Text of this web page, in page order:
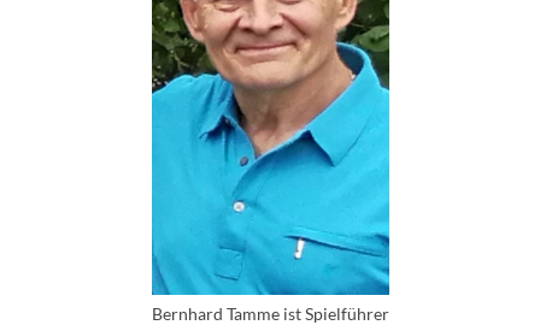
Bernhard Tamme ist Spielführer